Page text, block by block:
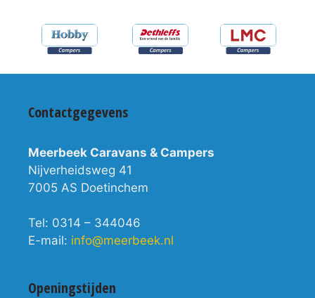
Contactgegevens
Meerbeek Caravans & Campers
Nijverheidsweg 41
7005 AS Doetinchem
Tel: 0314 – 344046
E-mail: info@meerbeek.nl
Openingstijden